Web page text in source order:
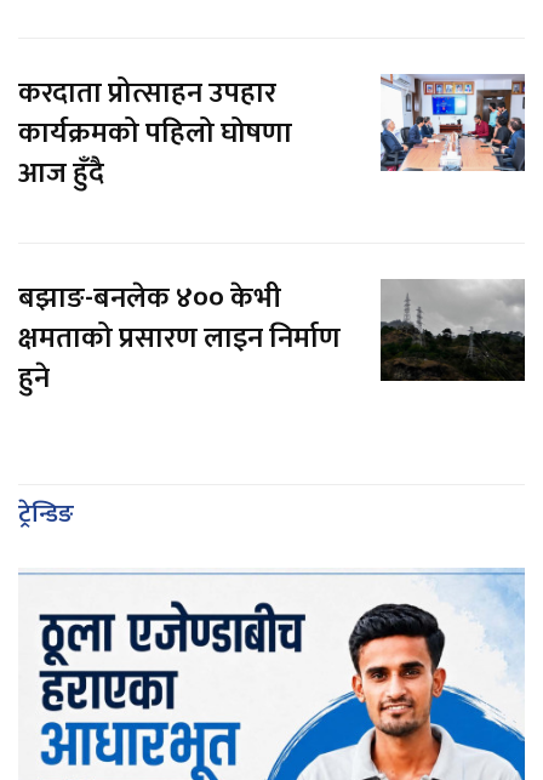
करदाता प्रोत्साहन उपहार
कार्यक्रमको पहिलो घोषणा
आज हुँदै
बझाङ-बनलेक ४०० केभी
क्षमताको प्रसारण लाइन निर्माण
हुने
ट्रेन्डिङ